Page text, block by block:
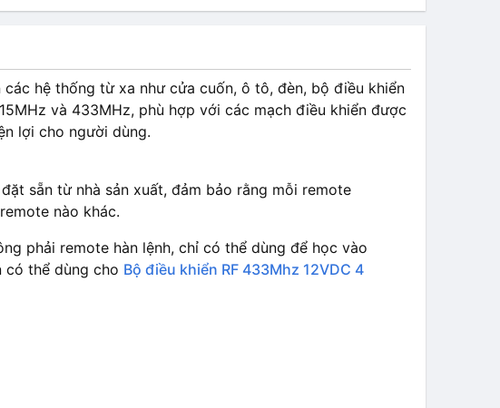
các hệ thống từ xa như cửa cuốn, ô tô, đèn, bộ điều khiển
và 433MHz, phù hợp với các mạch điều khiển được
lợi cho người dùng.
sẵn từ nhà sản xuất, đảm bảo rằng mỗi remote
nào khác.
phải remote hàn lệnh, chỉ có thể dùng để học vào
có thể dùng cho Bộ điều khiển RF 433Mhz 12VDC 4